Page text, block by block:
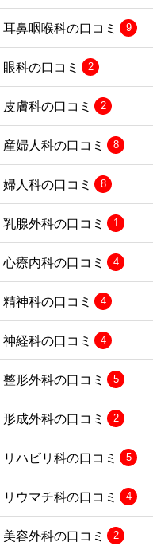
耳鼻咽喉科の口コミ 9
眼科の口コミ 2
皮膚科の口コミ 2
産婦人科の口コミ 8
婦人科の口コミ 8
乳腺外科の口コミ 1
心療内科の口コミ 4
精神科の口コミ 4
神経科の口コミ 4
整形外科の口コミ 5
形成外科の口コミ 2
リハビリ科の口コミ 5
リウマチ科の口コミ 4
美容外科の口コミ 2